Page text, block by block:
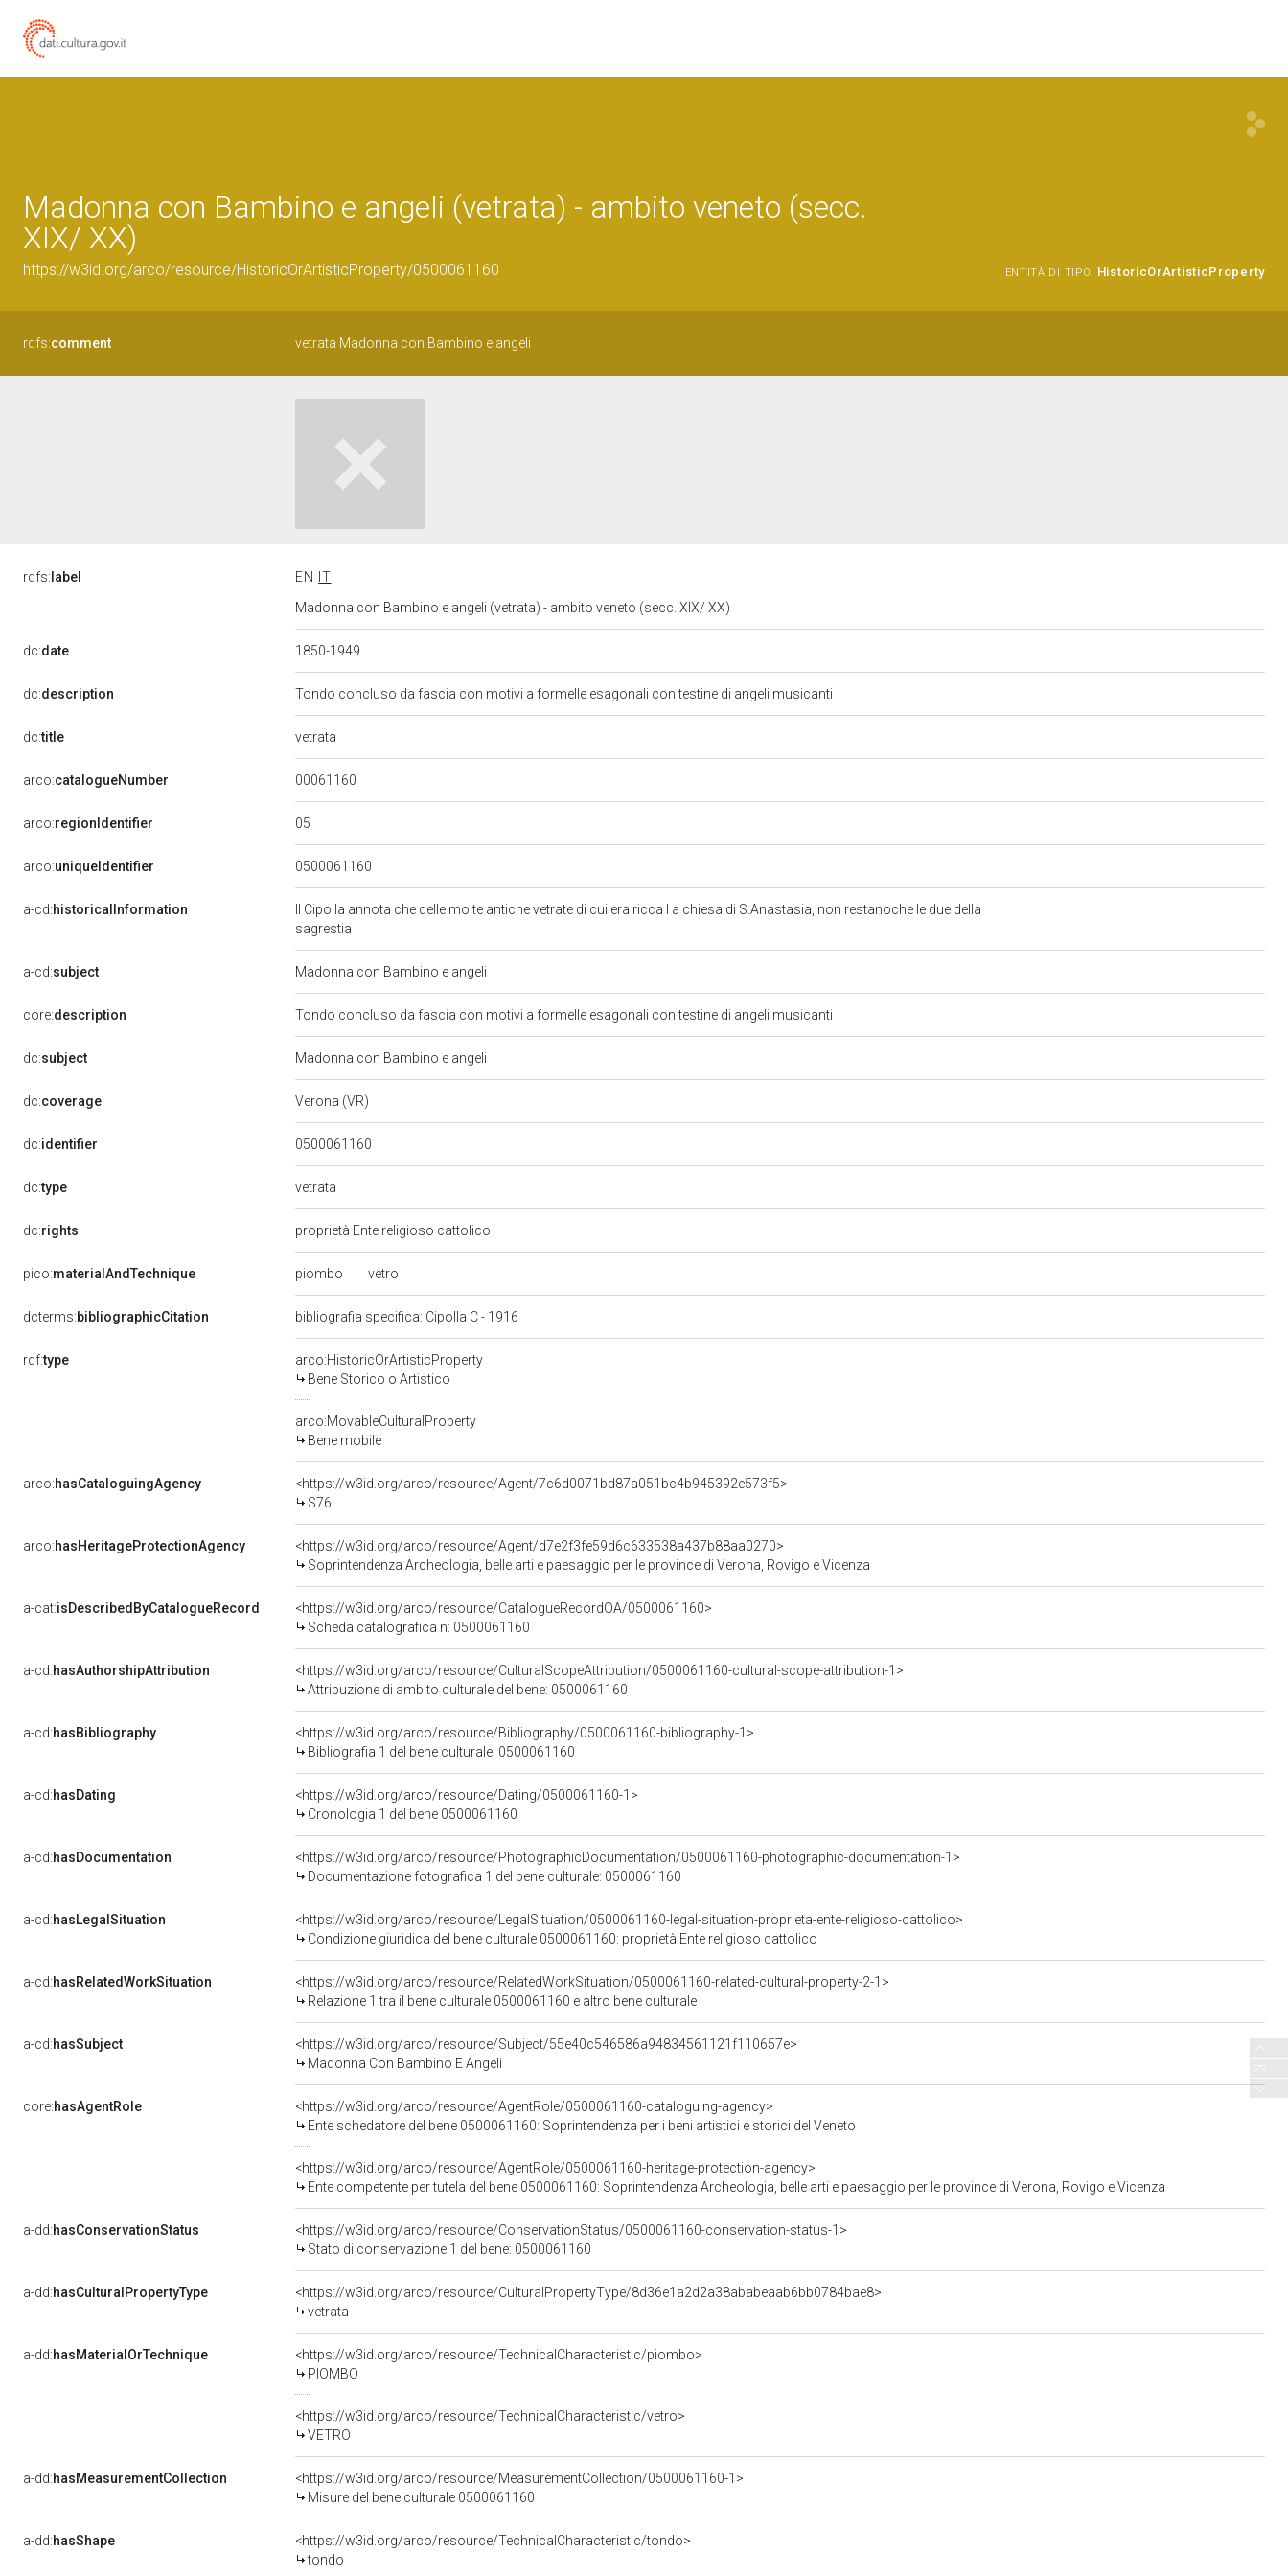
Madonna con Bambino e angeli (vetrata) - ambito veneto (secc.
XIX/ XX)
https://w3id.org/arco/resource/HistoricOrArtisticProperty/0500061160 ENTITÀ DI TIPO: HistoricOrArtisticProperty
rdfs:comment vetrata Madonna con Bambino e angeli
rdfs: label EN
IT
Madonna con Bambino e angeli (vetrata) - ambito veneto (secc. XIX/ XX)
dc:date 1850-1949
dc:description Tondo concluso da fascia con motivi a formelle esagonali con testine di angeli musicanti
dc:title vetrata
arco:catalogueNumber 00061160
arco:regionIdentifier 05
arco:uniqueIdentifier 0500061160
a-cd:historicalInformation
Il Cipolla annota che delle molte antiche vetrate di cui era ricca l a chiesa di S.Anastasia, non restanoche le due della
sagrestia
a-cd:subject Madonna con Bambino e angeli
core:description Tondo concluso da fascia con motivi a formelle esagonali con testine di angeli musicanti
dc:subject Madonna con Bambino e angeli
dc:coverage Verona (VR)
dc:identifier 0500061160
dc:type vetrata
dc:rights proprietà Ente religioso cattolico
pico:materialAndTechnique piombo vetro
dcterms:bibliographicCitation bibliografia specifica: Cipolla C - 1916
rdf:type
arco:HistoricOrArtisticProperty
Bene Storico o Artistico
arco:MovableCulturalProperty
Bene mobile
arco:hasCataloguingAgency
<https://w3id.org/arco/resource/Agent/7c6d0071bd87a051bc4b945392e573f5>
S76
arco:hasHeritageProtectionAgency
<https://w3id.org/arco/resource/Agent/d7e2f3fe59d6c633538a437b88aa0270>
Soprintendenza Archeologia, belle arti e paesaggio per le province di Verona, Rovigo e Vicenza
a-cat:isDescribedByCatalogueRecord
<https://w3id.org/arco/resource/CatalogueRecordOA/0500061160>
Scheda catalografica n: 0500061160
a-cd:hasAuthorshipAttribution
<https://w3id.org/arco/resource/CulturalScopeAttribution/0500061160-cultural-scope-attribution-1>
Attribuzione di ambito culturale del bene: 0500061160
a-cd:hasBibliography
<https://w3id.org/arco/resource/Bibliography/0500061160-bibliography-1>
Bibliografia 1 del bene culturale: 0500061160
a-cd:hasDating
<https://w3id.org/arco/resource/Dating/0500061160-1>
Cronologia 1 del bene 0500061160
a-cd:hasDocumentation
<https://w3id.org/arco/resource/PhotographicDocumentation/0500061160-photographic-documentation-1>
Documentazione fotografica 1 del bene culturale: 0500061160
a-cd:hasLegalSituation
<https://w3id.org/arco/resource/LegalSituation/0500061160-legal-situation-proprieta-ente-religioso-cattolico>
Condizione giuridica del bene culturale 0500061160: proprietà Ente religioso cattolico
a-cd:hasRelatedWorkSituation
<https://w3id.org/arco/resource/RelatedWorkSituation/0500061160-related-cultural-property-2-1>
Relazione 1 tra il bene culturale 0500061160 e altro bene culturale
a-cd:hasSubject
<https://w3id.org/arco/resource/Subject/55e40c546586a94834561121f110657e>
Madonna Con Bambino E Angeli
core:hasAgentRole
<https://w3id.org/arco/resource/AgentRole/0500061160-cataloguing-agency>
Ente schedatore del bene 0500061160: Soprintendenza per i beni artistici e storici del Veneto
<https://w3id.org/arco/resource/AgentRole/0500061160-heritage-protection-agency>
Ente competente per tutela del bene 0500061160: Soprintendenza Archeologia, belle arti e paesaggio per le province di Verona, Rovigo e Vicenza
a-dd:hasConservationStatus
<https://w3id.org/arco/resource/ConservationStatus/0500061160-conservation-status-1>
Stato di conservazione 1 del bene: 0500061160
a-dd:hasCulturalPropertyType
<https://w3id.org/arco/resource/CulturalPropertyType/8d36e1a2d2a38ababeaab6bb0784bae8>
vetrata
a-dd:hasMaterialOrTechnique
<https://w3id.org/arco/resource/TechnicalCharacteristic/piombo>
PIOMBO
<https://w3id.org/arco/resource/TechnicalCharacteristic/vetro>
VETRO
a-dd:hasMeasurementCollection
<https://w3id.org/arco/resource/MeasurementCollection/0500061160-1>
Misure del bene culturale 0500061160
a-dd:hasShape
<https://w3id.org/arco/resource/TechnicalCharacteristic/tondo>
tondo